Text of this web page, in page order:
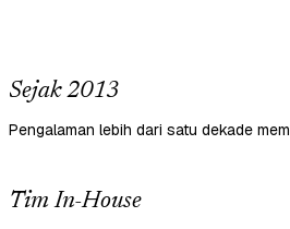
Sejak 2013
Pengalaman lebih dari satu dekade
Tim In-House